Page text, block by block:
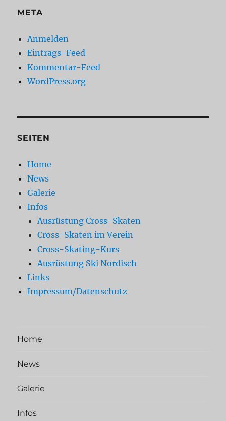
META
Anmelden
Eintrags-Feed
Kommentar-Feed
WordPress.org
SEITEN
Home
News
Galerie
Infos
Ausrüstung Cross-Skaten
Cross-Skaten im Verein
Cross-Skating-Kurs
Ausrüstung Ski Nordisch
Links
Impressum/Datenschutz
Home
News
Galerie
Infos